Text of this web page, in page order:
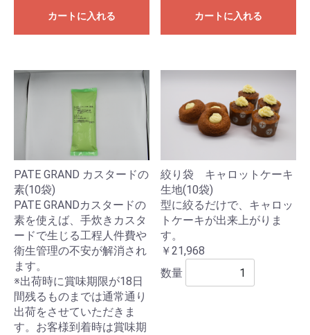
カートに入れる カートに入れる
PATE GRAND カスタードの
素(10袋)
PATE GRANDカスタードの
素を使えば、手炊きカスタ
ードで生じる工程人件費や
衛生管理の不安が解消され
ます。
※出荷時に賞味期限が18日
間残るものまでは通常通り
出荷をさせていただきま
す。お客様到着時は賞味期
絞り袋 キャロットケーキ
生地(10袋)
型に絞るだけで、キャロッ
トケーキが出来上がりま
す。
￥21,968
数量